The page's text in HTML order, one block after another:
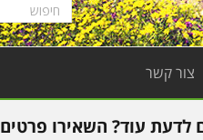
צור קשר
לדעת עוד? השאירו פרטים